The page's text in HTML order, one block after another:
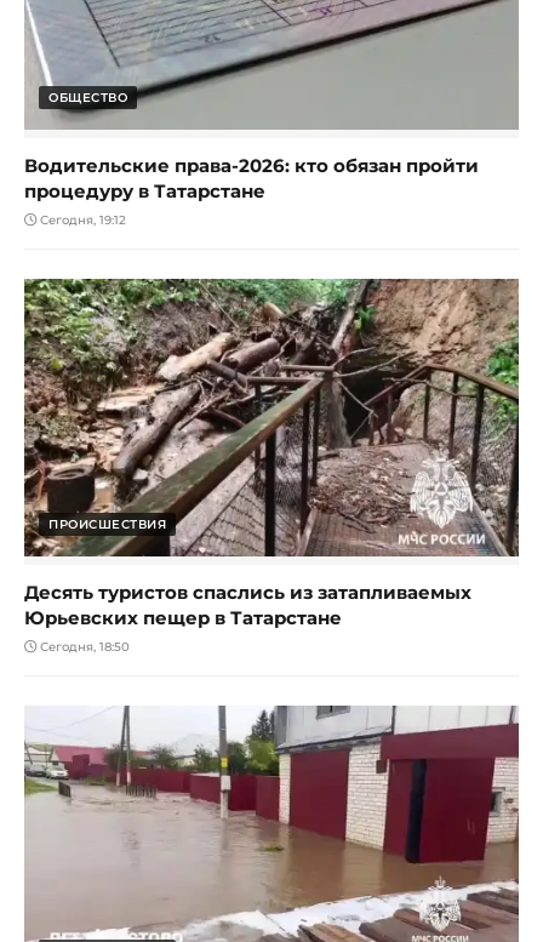
ОБЩЕСТВО
Водительские права-2026: кто обязан пройти
процедуру в Татарстане
Сегодня, 19:12
ПРОИСШЕСТВИЯ
Десять туристов спаслись из затапливаемых
Юрьевских пещер в Татарстане
Сегодня, 18:50